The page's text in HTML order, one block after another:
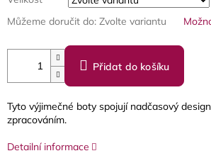
Můžeme doručit do: Zvolte variantu
Přidat do košíku
Tyto výjimečné boty spojují nadčasový
zpracováním.
Detailní informace